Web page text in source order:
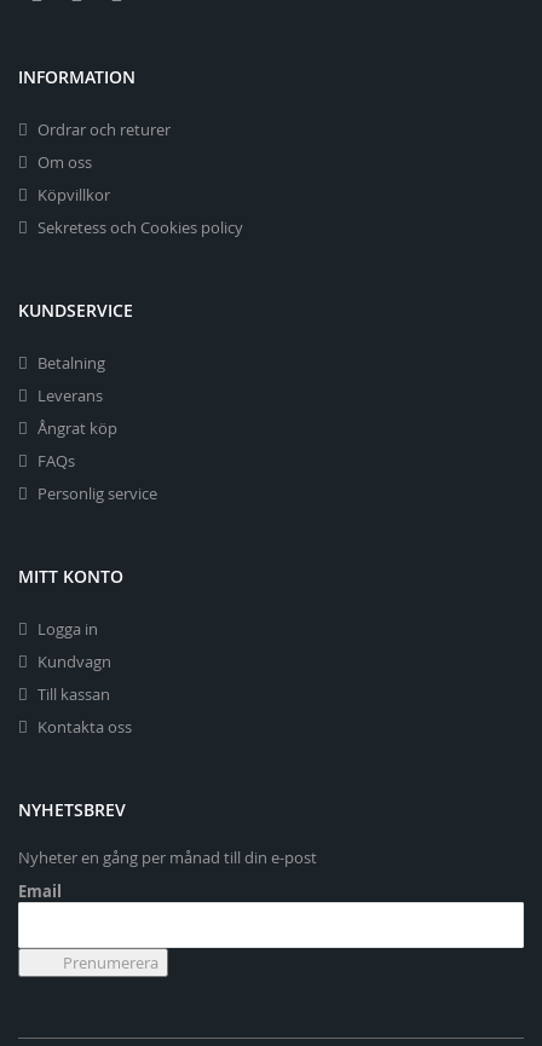
INFORMATION
Ordrar och returer
Om oss
Köpvillkor
Sekretess och Cookies policy
KUNDSERVICE
Betalning
Leverans
Ångrat köp
FAQs
Personlig service
MITT KONTO
Logga in
Kundvagn
Till kassan
Kontakta oss
NYHETSBREV
Nyheter en gång per månad till din e-post
Email